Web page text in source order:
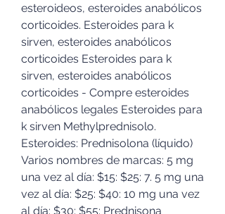
esteroideos, esteroides anabólicos
corticoides. Esteroides para k
sirven, esteroides anabólicos
corticoides Esteroides para k
sirven, esteroides anabólicos
corticoides - Compre esteroides
anabólicos legales Esteroides para
k sirven Methylprednisolo.
Esteroides: Prednisolona (líquido)
Varios nombres de marcas: 5 mg
una vez al día: $15: $25: 7. 5 mg una
vez al día: $25: $40: 10 mg una vez
al día: $30: $55: Prednisona